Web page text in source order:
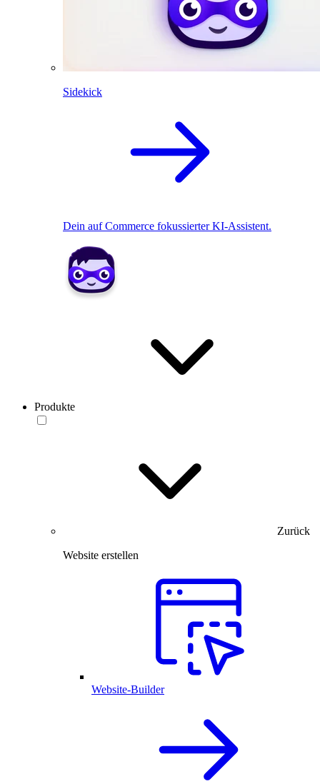
Sidekick
Dein auf Commerce fokussierter KI-Assistent.
Produkte
Zurück
Website erstellen
Website-Builder